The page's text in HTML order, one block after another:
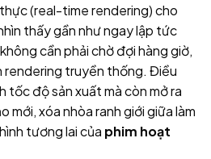
(real-time rendering) cho
thấy gần như ngay lập tức
cần phải chờ đợi hàng giờ,
rendering truyền thống. Điều
tốc độ sản xuất mà còn mở ra
mới, xóa nhòa ranh giới giữa làm
tương lai của phim hoạt